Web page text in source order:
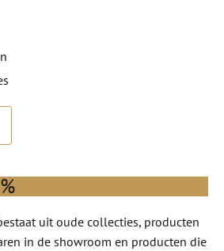
uit oude collecties, producten
in de showroom en producten die